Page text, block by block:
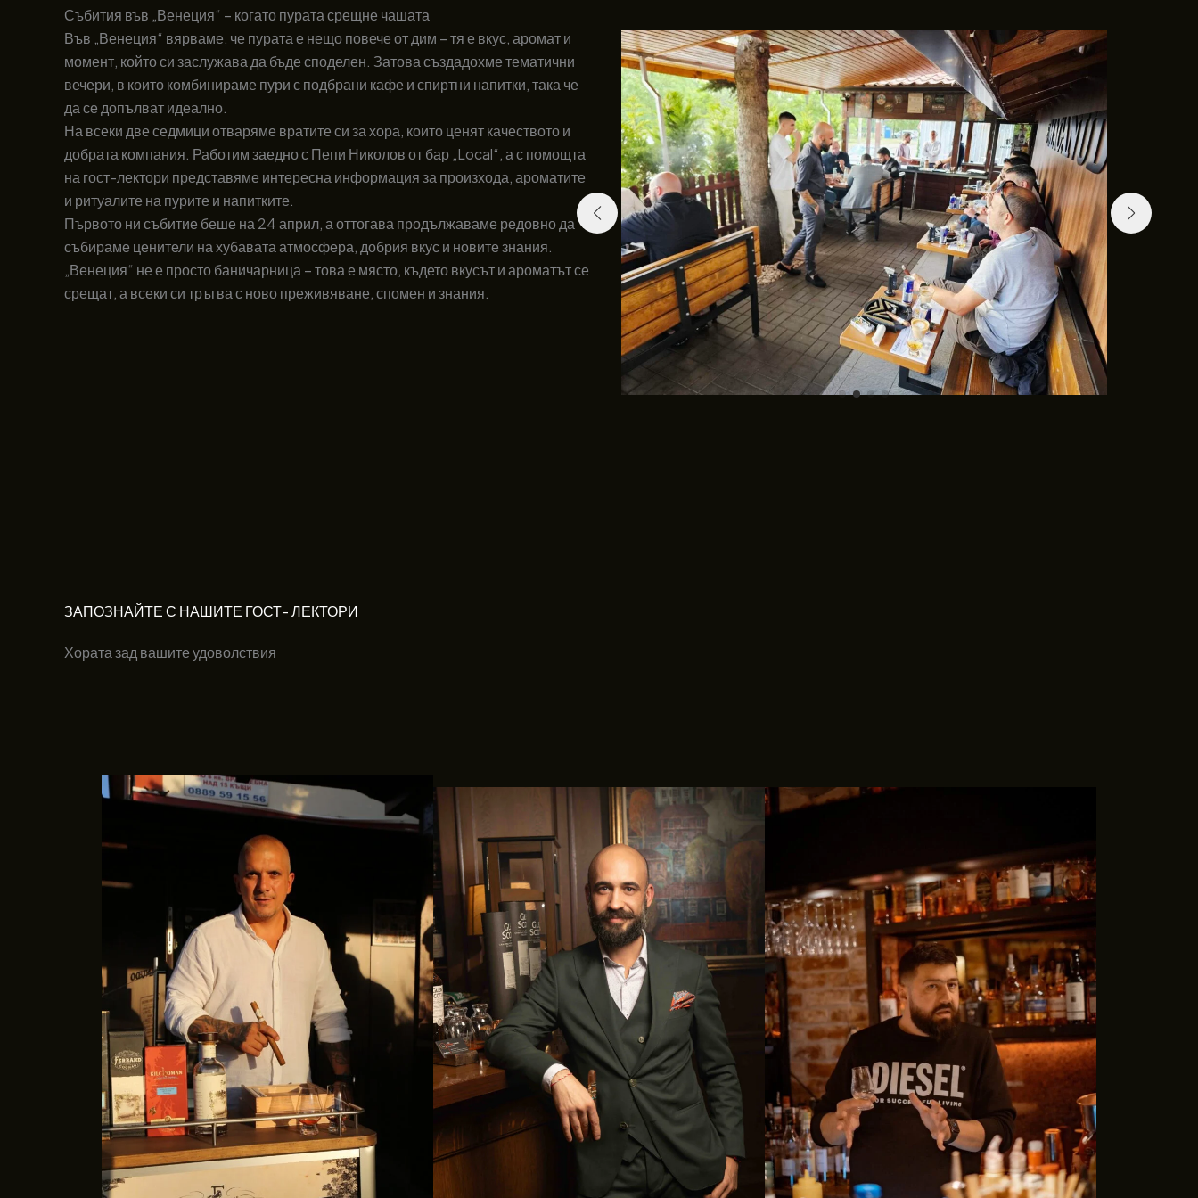
Събития във „Венеция“ – когато пурата срещне чашата
Във „Венеция“ вярваме, че пурата е нещо повече от дим – тя е вкус, аромат и
момент, който си заслужава да бъде споделен. Затова създадохме тематични
вечери, в които комбинираме пури с подбрани кафе и спиртни напитки, така че
да се допълват идеално.
На всеки две седмици отваряме вратите си за хора, които ценят качеството и
добрата компания. Работим заедно с Пепи Николов от бар „Local“, а с помощта
на гост-лектори представяме интересна информация за произхода, ароматите
и ритуалите на пурите и напитките.
Първото ни събитие беше на 24 април, а оттогава продължаваме редовно да
събираме ценители на хубавата атмосфера, добрия вкус и новите знания.
„Венеция“ не е просто баничарница – това е място, където вкусът и ароматът се
срещат, а всеки си тръгва с ново преживяване, спомен и знания.
ЗАПОЗНАЙТЕ С НАШИТЕ ГОСТ- ЛЕКТОРИ
Хората зад вашите удоволствия